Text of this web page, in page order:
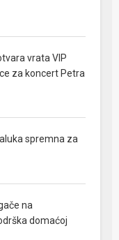
vrata VIP
za koncert Petra
spremna za
na
domaćoj